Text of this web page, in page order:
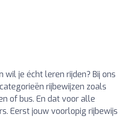
wil je écht leren rijden? Bij ons
rijbewijzen zoals
of bus. En dat voor alle
Eerst jouw voorlopig rijbewijs